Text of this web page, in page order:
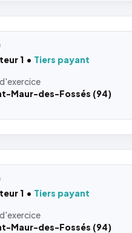
1
Tiers payant
d'exercice
Maur-des-Fossés (94)
1
Tiers payant
d'exercice
Maur-des-Fossés (94)